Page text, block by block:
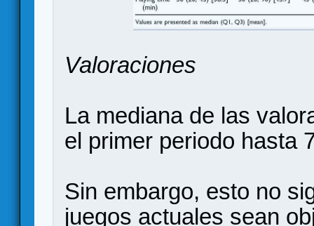
Valoraciones
La mediana de las
el primer periodo hasta
Sin embargo, esto no
juegos actuales sean